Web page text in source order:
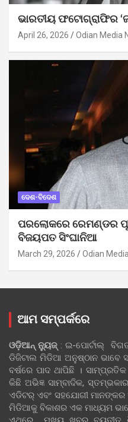
ଭାରତୀୟ ଫଟୋଗ୍ରାଫିର
April 26, 2026 Odian Media
ଦେଶ-ବିଦେଶ
ପରଲୋକରେ ରେମଣ୍ଡର
ବିଜୟପତ ସିଂଘାନିଆ
March 29, 2026 Odian
ଆମ ସମ୍ପର୍କରେ
ଓଡ଼ିଆନ୍‍ ନ୍ୟୁଜ୍‍: ଇ-ପୋର୍ଟାଲ୍
ଡିଜିଟାଲ ମିଡିଆ ଅନୁଷ୍ଠାନ ଭାବେ
ବର୍ଷରେ ପାଦ ଥାପିଛି ।
କିଛି ଅଭିଜ୍ଞ ସାମ୍ବାଦିକ,
ଏଡିଟର୍ ଏବଂ ସହଯୋଗୀ
ମିଡିଆକୁ ବିକାଶର ଏକ ମାଧ୍ୟମ